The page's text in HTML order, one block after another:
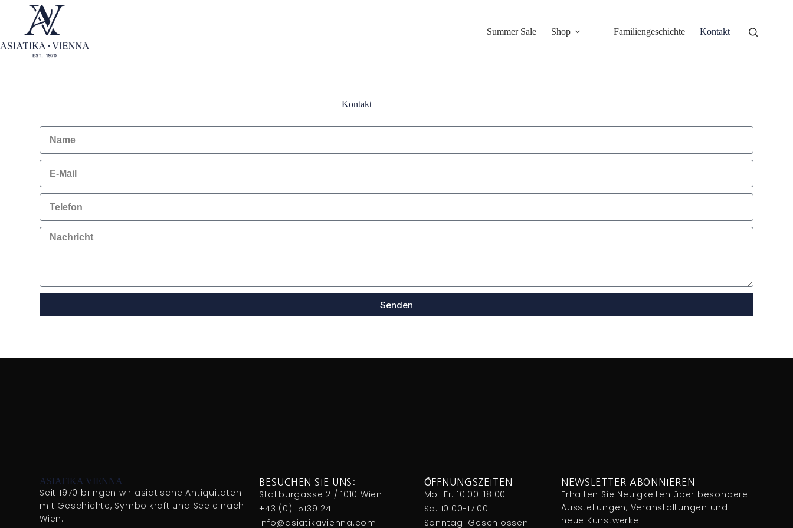
Summer Sale Shop Familiengeschichte Kontakt
Kontakt
Senden
ASIATIKA VIENNA
Seit 1970 bringen wir asiatische Antiquitäten
mit Geschichte, Symbolkraft und Seele nach
Wien.
BESUCHEN SIE UNS:
Stallburgasse 2 / 1010 Wien
+43 (0)1 5139124
Info@asiatikavienna.com
ÖFFNUNGSZEITEN
Mo–Fr: 10:00-18:00
Sa: 10:00-17:00
Sonntag: Geschlossen
NEWSLETTER ABONNIEREN
Erhalten Sie Neuigkeiten über besondere
Ausstellungen, Veranstaltungen und
neue Kunstwerke.